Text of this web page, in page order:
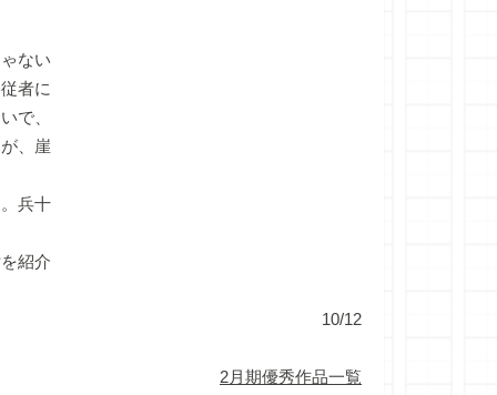
ない
者に
で、
、崖
兵十
紹介
10/12
2月期優秀作品一覧